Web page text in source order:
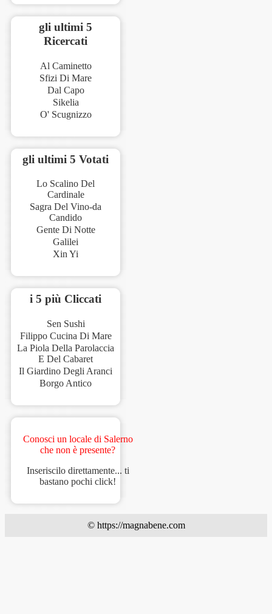
gli ultimi 5
Ricercati
Al Caminetto
Sfizi Di Mare
Dal Capo
Sikelia
O' Scugnizzo
gli ultimi 5 Votati
Lo Scalino Del
Cardinale
Sagra Del Vino-da
Candido
Gente Di Notte
Galilei
Xin Yi
i 5 più Cliccati
Sen Sushi
Filippo Cucina Di Mare
La Piola Della Parolaccia
E Del Cabaret
Il Giardino Degli Aranci
Borgo Antico
Conosci un locale di Salerno
che non è presente?
Inseriscilo direttamente... ti
bastano pochi click!
© https://magnabene.com